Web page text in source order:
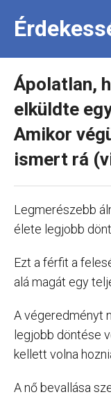
Ápolatlan,
elküldte
Amikor
ismert rá
Legmerészebb
élete legjobb
Ezt a férfit a
alá magát egy
A végeredményt
legjobb döntése
kellett volna
A nő bevallása